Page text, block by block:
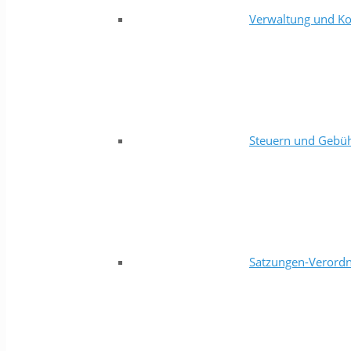
Verwaltung und
Steuern und
Satzungen-